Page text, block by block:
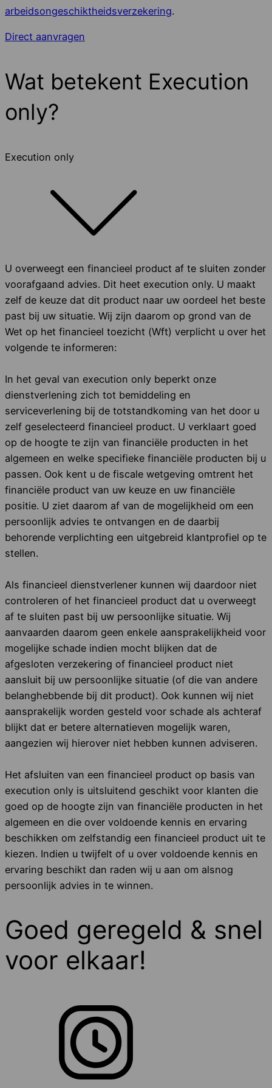
arbeidsongeschiktheidsverzekering.
Direct aanvragen
Wat betekent Execution
only?
Execution only
U overweegt een financieel product af te sluiten zonder
voorafgaand advies. Dit heet execution only. U maakt
zelf de keuze dat dit product naar uw oordeel het beste
past bij uw situatie. Wij zijn daarom op grond van de
Wet op het financieel toezicht (Wft) verplicht u over het
volgende te informeren:
In het geval van execution only beperkt onze
dienstverlening zich tot bemiddeling en
serviceverlening bij de totstandkoming van het door u
zelf geselecteerd financieel product. U verklaart goed
op de hoogte te zijn van financiële producten in het
algemeen en welke specifieke financiële producten bij u
passen. Ook kent u de fiscale wetgeving omtrent het
financiële product van uw keuze en uw financiële
positie. U ziet daarom af van de mogelijkheid om een
persoonlijk advies te ontvangen en de daarbij
behorende verplichting een uitgebreid klantprofiel op te
stellen.
Als financieel dienstverlener kunnen wij daardoor niet
controleren of het financieel product dat u overweegt
af te sluiten past bij uw persoonlijke situatie. Wij
aanvaarden daarom geen enkele aansprakelijkheid voor
mogelijke schade indien mocht blijken dat de
afgesloten verzekering of financieel product niet
aansluit bij uw persoonlijke situatie (of die van andere
belanghebbende bij dit product). Ook kunnen wij niet
aansprakelijk worden gesteld voor schade als achteraf
blijkt dat er betere alternatieven mogelijk waren,
aangezien wij hierover niet hebben kunnen adviseren.
Het afsluiten van een financieel product op basis van
execution only is uitsluitend geschikt voor klanten die
goed op de hoogte zijn van financiële producten in het
algemeen en die over voldoende kennis en ervaring
beschikken om zelfstandig een financieel product uit te
kiezen. Indien u twijfelt of u over voldoende kennis en
ervaring beschikt dan raden wij u aan om alsnog
persoonlijk advies in te winnen.
Goed geregeld & snel
voor elkaar!